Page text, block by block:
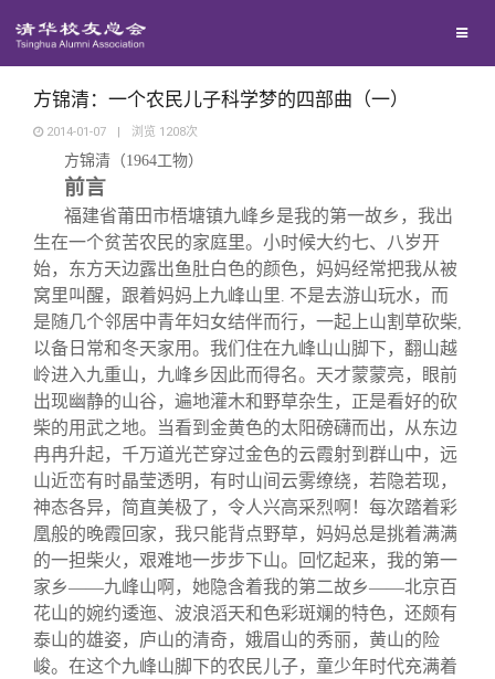
西南联大校友会
义工计划
新媒体平台
青春风采
校友文苑
校友讲坛
校友视界
校友服务
终身学习
信息化服务
三创大赛
实用信息
校友总会
总会简介
会长致辞
总会章程
关闭
方锦清：一个农民儿子科学梦的四部曲（一）
2014-01-07 | 浏览 1208次
方锦清（1964工物）
前言
福建省莆田市梧塘镇九峰乡是我的第一故乡，我出
生在一个贫苦农民的家庭里。小时候大约七、八岁开
始，东方天边露出鱼肚白色的颜色，妈妈经常把我从被
窝里叫醒，跟着妈妈上九峰山里. 不是去游山玩水，而
是随几个邻居中青年妇女结伴而行，一起上山割草砍柴,
以备日常和冬天家用。我们住在九峰山山脚下，翻山越
岭进入九重山，九峰乡因此而得名。天才蒙蒙亮，眼前
出现幽静的山谷，遍地灌木和野草杂生，正是看好的砍
柴的用武之地。当看到金黄色的太阳磅礴而出，从东边
冉冉升起，千万道光芒穿过金色的云霞射到群山中，远
山近峦有时晶莹透明，有时山间云雾缭绕，若隐若现，
神态各异，简直美极了，令人兴高采烈啊！每次踏着彩
凰般的晚霞回家，我只能背点野草，妈妈总是挑着满满
的一担柴火，艰难地一步步下山。回忆起来，我的第一
家乡——九峰山啊，她隐含着我的第二故乡——北京百
花山的婉约逶迤、波浪滔天和色彩斑斓的特色，还颇有
泰山的雄姿，庐山的清奇，娥眉山的秀丽，黄山的险
峻。在这个九峰山脚下的农民儿子，童少年时代充满着